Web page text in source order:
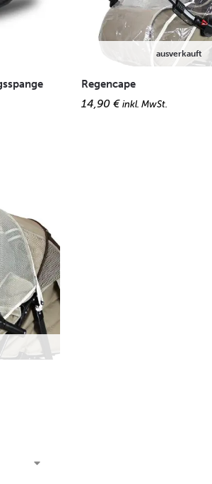
ausverkauft
Regencape
14,90 € inkl. MwSt.